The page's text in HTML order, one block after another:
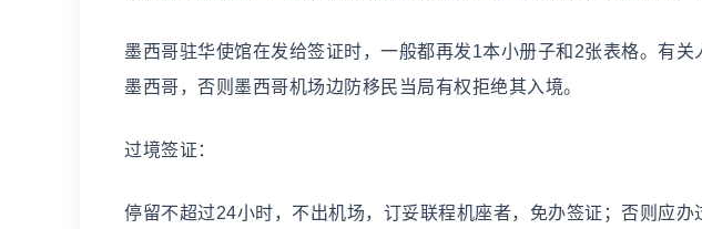
墨西哥驻华使馆在发给签证时，一般都再发1本小册子和2张表格。有
墨西哥，否则墨西哥机场边防移民当局有权拒绝其入境。
过境签证：
停留不超过24小时，不出机场，订妥联程机座者，免办签证；否则应办